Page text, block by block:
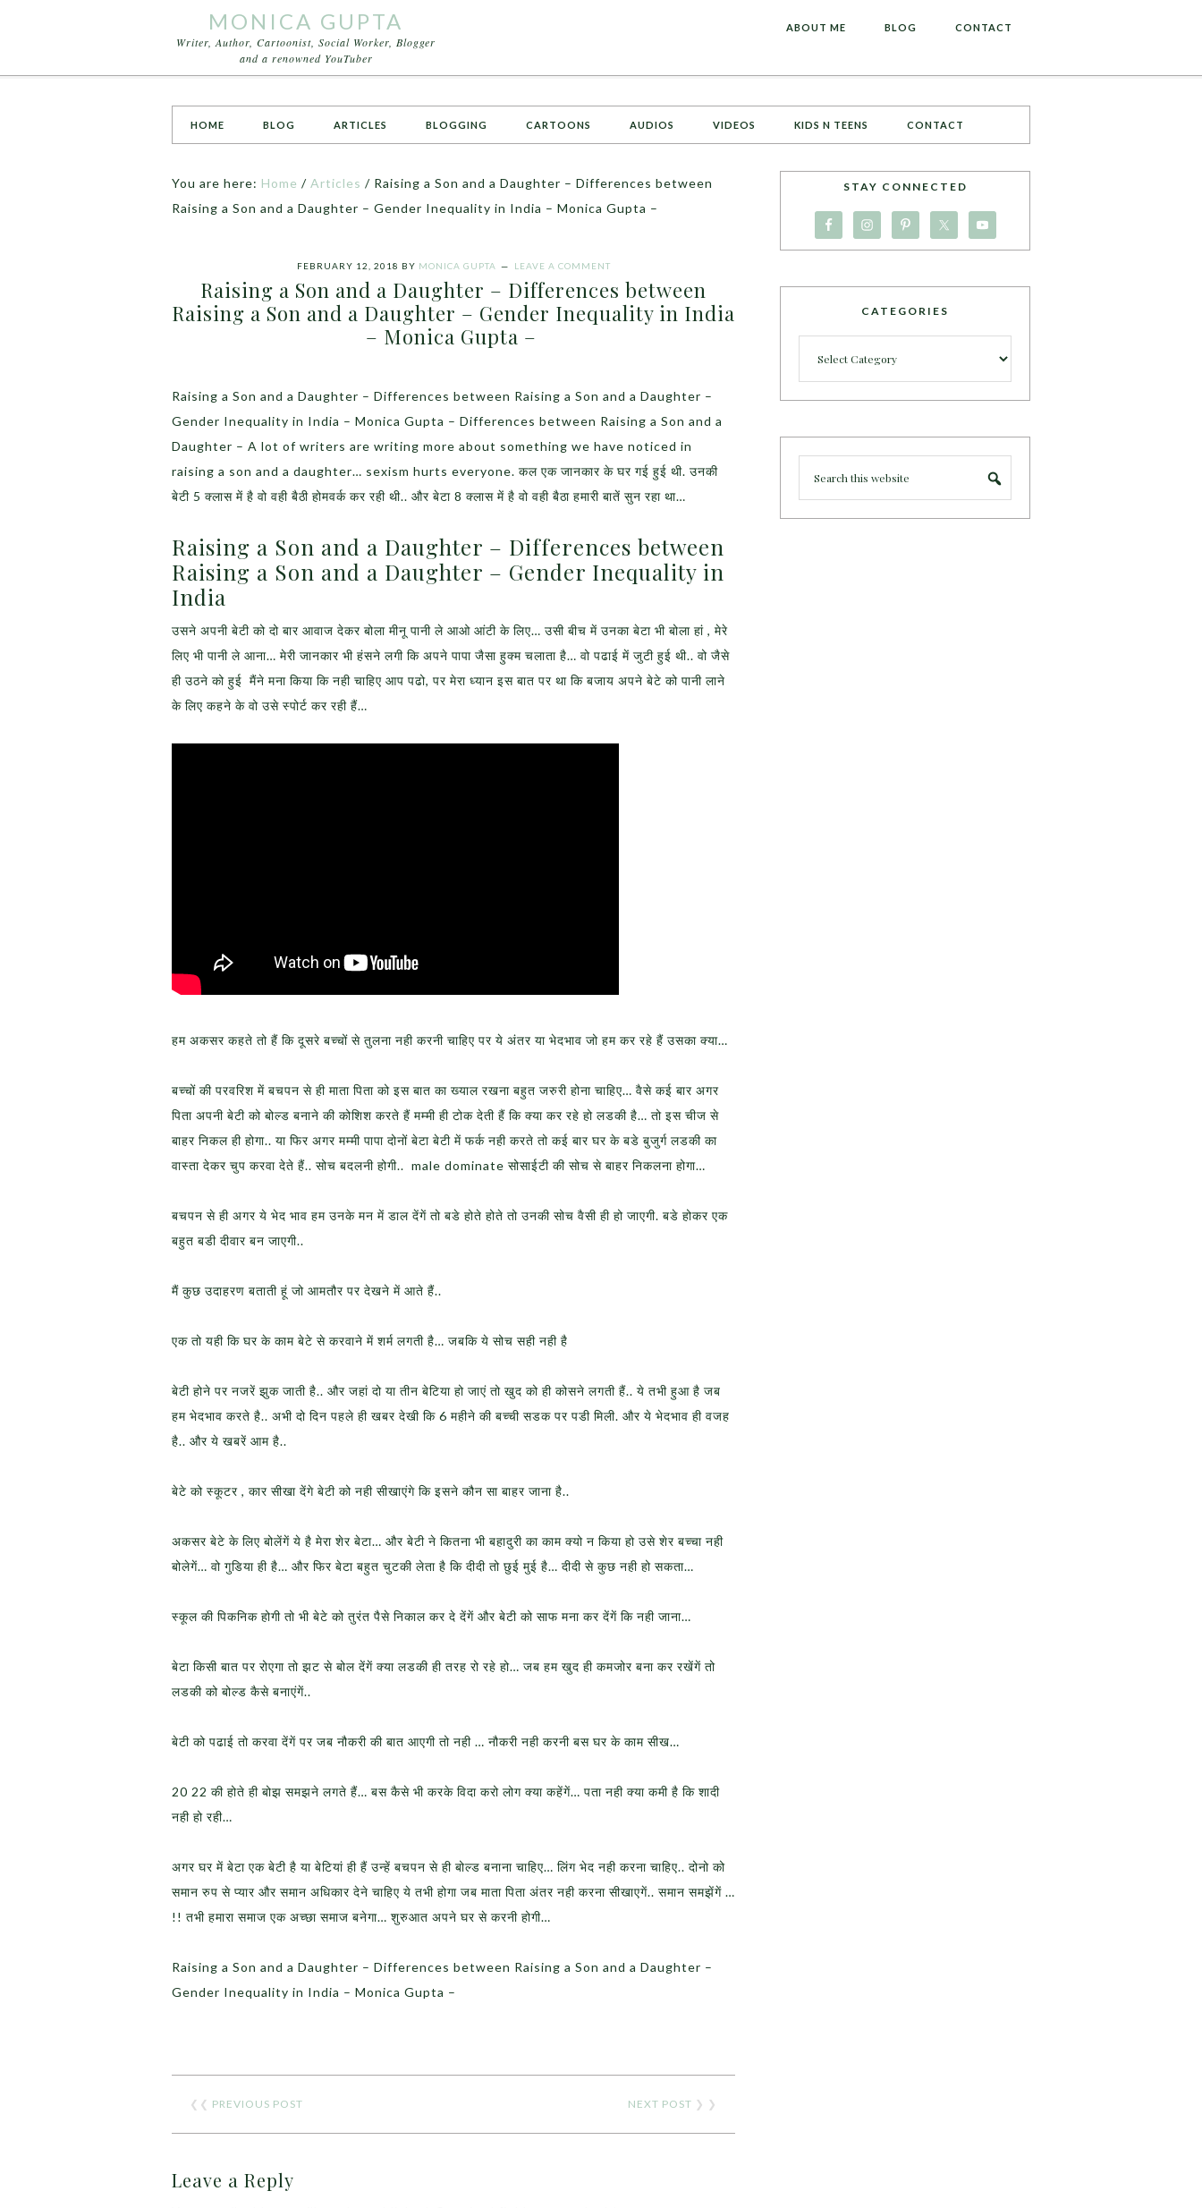
MONICA GUPTA
Writer, Author, Cartoonist, Social Worker, Blogger
and a renowned YouTuber
ABOUT ME BLOG CONTACT
HOME BLOG ARTICLES BLOGGING CARTOONS AUDIOS VIDEOS KIDS N TEENS CONTACT
You are here: Home / Articles / Raising a Son and a Daughter – Differences between
Raising a Son and a Daughter – Gender Inequality in India – Monica Gupta –
FEBRUARY 12, 2018 BY MONICA GUPTA LEAVE A COMMENT
Raising a Son and a Daughter – Differences between
Raising a Son and a Daughter – Gender Inequality in India
– Monica Gupta –
Raising a Son and a Daughter – Differences between Raising a Son and a Daughter –
Gender Inequality in India – Monica Gupta – Differences between Raising a Son and a
Daughter – A lot of writers are writing more about something we have noticed in
raising a son and a daughter… sexism hurts everyone. कल एक जानकार के घर गई हुई थी. उनकी
बेटी 5 क्लास में है वो वही बैठी होमवर्क कर रही थी.. और बेटा 8 क्लास में है वो वही बैठा हमारी बातें सुन रहा था…
Raising a Son and a Daughter – Differences between
Raising a Son and a Daughter – Gender Inequality in
India
उसने अपनी बेटी को दो बार आवाज देकर बोला मीनू पानी ले आओ आंटी के लिए… उसी बीच में उनका बेटा भी बोला हां , मेरे
लिए भी पानी ले आना… मेरी जानकार भी हंसने लगी कि अपने पापा जैसा हुक्म चलाता है… वो पढाई में जुटी हुई थी.. वो जैसे
ही उठने को हुई मैंने मना किया कि नही चाहिए आप पढो, पर मेरा ध्यान इस बात पर था कि बजाय अपने बेटे को पानी लाने
के लिए कहने के वो उसे स्पोर्ट कर रही हैं…
हम अकसर कहते तो हैं कि दूसरे बच्चों से तुलना नही करनी चाहिए पर ये अंतर या भेदभाव जो हम कर रहे हैं उसका क्या…
बच्चों की परवरिश में बचपन से ही माता पिता को इस बात का ख्याल रखना बहुत जरुरी होना चाहिए… वैसे कई बार अगर
पिता अपनी बेटी को बोल्ड बनाने की कोशिश करते हैं मम्मी ही टोक देती हैं कि क्या कर रहे हो लडकी है… तो इस चीज से
बाहर निकल ही होगा.. या फिर अगर मम्मी पापा दोनों बेटा बेटी में फर्क नही करते तो कई बार घर के बडे बुजुर्ग लडकी का
वास्ता देकर चुप करवा देते हैं.. सोच बदलनी होगी.. male dominate सोसाईटी की सोच से बाहर निकलना होगा…
बचपन से ही अगर ये भेद भाव हम उनके मन में डाल देंगें तो बडे होते होते तो उनकी सोच वैसी ही हो जाएगी. बडे होकर एक
बहुत बडी दीवार बन जाएगी..
मैं कुछ उदाहरण बताती हूं जो आमतौर पर देखने में आते हैं..
एक तो यही कि घर के काम बेटे से करवाने में शर्म लगती है… जबकि ये सोच सही नही है
बेटी होने पर नजरें झुक जाती है.. और जहां दो या तीन बेटिया हो जाएं तो खुद को ही कोसने लगती हैं.. ये तभी हुआ है जब
हम भेदभाव करते है.. अभी दो दिन पहले ही खबर देखी कि 6 महीने की बच्ची सडक पर पडी मिली. और ये भेदभाव ही वजह
है.. और ये खबरें आम है..
बेटे को स्कूटर , कार सीखा देंगे बेटी को नही सीखाएंगे कि इसने कौन सा बाहर जाना है..
अकसर बेटे के लिए बोलेंगें ये है मेरा शेर बेटा… और बेटी ने कितना भी बहादुरी का काम क्यो न किया हो उसे शेर बच्चा नही
बोलेगें… वो गुडिया ही है… और फिर बेटा बहुत चुटकी लेता है कि दीदी तो छुई मुई है… दीदी से कुछ नही हो सकता…
स्कूल की पिकनिक होगी तो भी बेटे को तुरंत पैसे निकाल कर दे देंगें और बेटी को साफ मना कर देंगें कि नही जाना…
बेटा किसी बात पर रोएगा तो झट से बोल देंगें क्या लडकी ही तरह रो रहे हो… जब हम खुद ही कमजोर बना कर रखेंगें तो
लडकी को बोल्ड कैसे बनाएंगें..
बेटी को पढाई तो करवा देंगें पर जब नौकरी की बात आएगी तो नही … नौकरी नही करनी बस घर के काम सीख…
20 22 की होते ही बोझ समझने लगते हैं… बस कैसे भी करके विदा करो लोग क्या कहेंगें… पता नही क्या कमी है कि शादी
नही हो रही…
अगर घर में बेटा एक बेटी है या बेटियां ही हैं उन्हें बचपन से ही बोल्ड बनाना चाहिए… लिंग भेद नही करना चाहिए.. दोनो को
समान रुप से प्यार और समान अधिकार देने चाहिए ये तभी होगा जब माता पिता अंतर नही करना सीखाएगें.. समान समझेंगें …
!! तभी हमारा समाज एक अच्छा समाज बनेगा… शुरुआत अपने घर से करनी होगी…
Raising a Son and a Daughter – Differences between Raising a Son and a Daughter –
Gender Inequality in India – Monica Gupta –
❮❮ PREVIOUS POST NEXT POST ❯ ❯
Leave a Reply
STAY CONNECTED
CATEGORIES